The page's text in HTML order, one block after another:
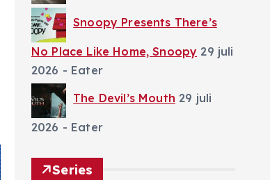
Snoopy Presents There’s
No Place Like Home, Snoopy 29 juli
2026 - Eater
The Devil’s Mouth 29 juli
2026 - Eater
Series